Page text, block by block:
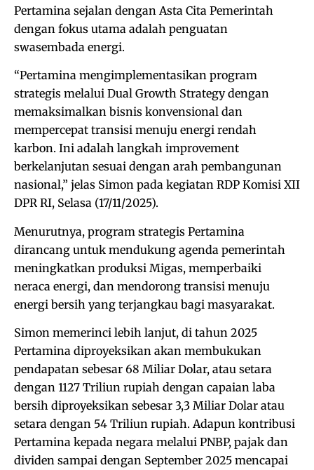
Pertamina sejalan dengan Asta Cita Pemerintah
dengan fokus utama adalah penguatan
swasembada energi.
“Pertamina mengimplementasikan program
strategis melalui Dual Growth Strategy dengan
memaksimalkan bisnis konvensional dan
mempercepat transisi menuju energi rendah
karbon. Ini adalah langkah improvement
berkelanjutan sesuai dengan arah pembangunan
nasional,” jelas Simon pada kegiatan RDP Komisi XII
DPR RI, Selasa (17/11/2025).
Menurutnya, program strategis Pertamina
dirancang untuk mendukung agenda pemerintah
meningkatkan produksi Migas, memperbaiki
neraca energi, dan mendorong transisi menuju
energi bersih yang terjangkau bagi masyarakat.
Simon memerinci lebih lanjut, di tahun 2025
Pertamina diproyeksikan akan membukukan
pendapatan sebesar 68 Miliar Dolar, atau setara
dengan 1127 Triliun rupiah dengan capaian laba
bersih diproyeksikan sebesar 3,3 Miliar Dolar atau
setara dengan 54 Triliun rupiah. Adapun kontribusi
Pertamina kepada negara melalui PNBP, pajak dan
dividen sampai dengan September 2025 mencapai